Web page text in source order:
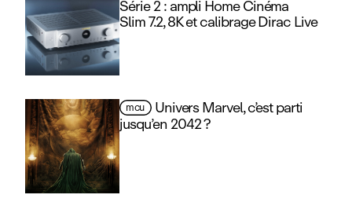
Série 2 : ampli Home Cinéma
Slim 7.2, 8K et calibrage Dirac Live
mcu Univers Marvel, c’est parti
jusqu’en 2042 ?